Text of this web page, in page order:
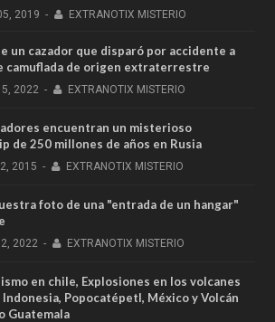
2019 - EXTRANOTIX MISTERIO
un cazador que disparó por accidente a
camuflada de origen extraterrestre
2022 - EXTRANOTIX MISTERIO
encuentran un misterioso
de 250 millones de años en Rusia
2015 - EXTRANOTIX MISTERIO
foto de una "entrada de un hangar"
2022 - EXTRANOTIX MISTERIO
en chile, Explosiones en los volcanes
Indonesia, Popocatépetl, México y Volcán
Guatemala